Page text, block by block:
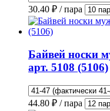
30.40 ₽ / пара
Байвей носки
арт. 5108 (5106)
44.80 ₽ / пара